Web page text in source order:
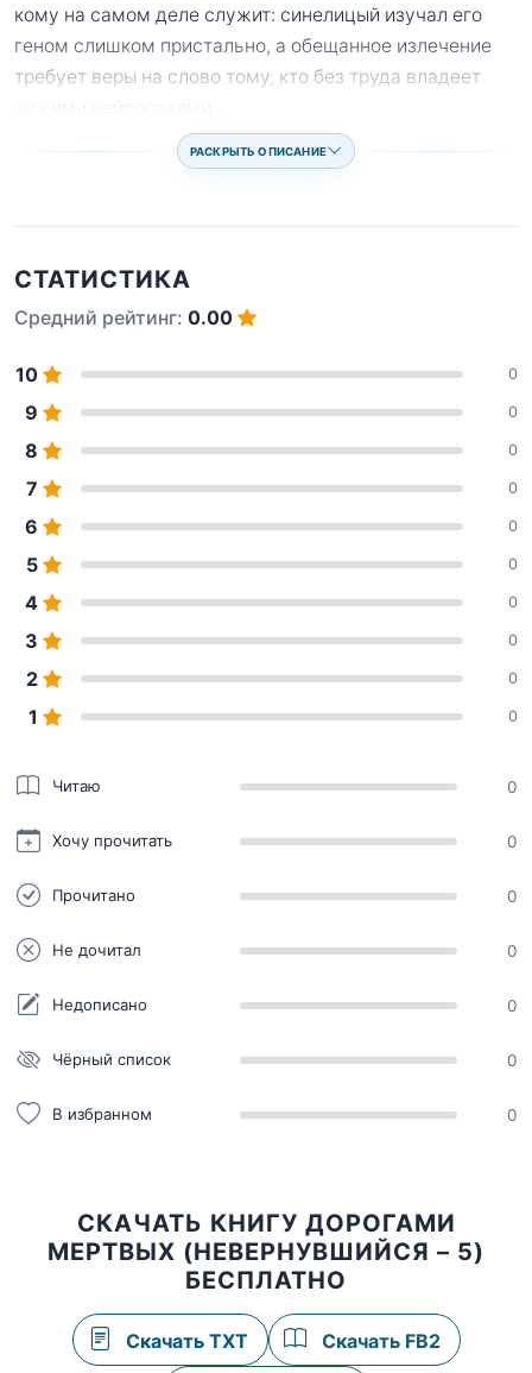
кому на самом деле служит: синелицый изучал его
геном слишком пристально, а обещанное излечение
требует веры на слово тому, кто без труда владеет
РАСКРЫТЬ ОПИСАНИЕ
СТАТИСТИКА
Средний рейтинг: 0.00
10 0
9 0
8 0
7 0
6 0
5 0
4 0
3 0
2 0
1 0
Читаю 0
Хочу прочитать 0
Прочитано 0
Не дочитал 0
Недописано 0
Чёрный список 0
В избранном 0
СКАЧАТЬ КНИГУ ДОРОГАМИ
МЕРТВЫХ (НЕВЕРНУВШИЙСЯ – 5)
БЕСПЛАТНО
Скачать TXT Скачать FB2